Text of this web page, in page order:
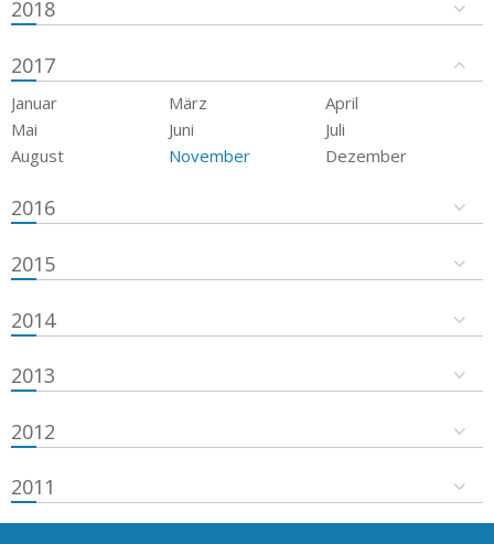
2018
2017
Januar März
April
Mai
Juni
Juli
August
November Dezember
2016
2015
2014
2013
2012
2011